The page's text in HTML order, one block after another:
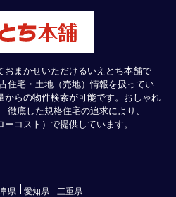
おまかせいただけるいえとち本舗で
住宅・土地（売地）情報を扱ってい
からの物件検索が可能です。おしゃれ
徹底した規格住宅の追求により、
コスト）で提供しています。
県 愛知県
三重県